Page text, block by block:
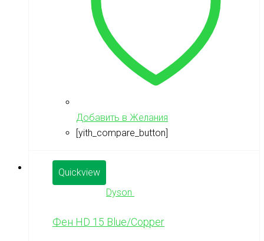
Добавить в Желания
[yith_compare_button]
Quickview
Dyson
Фен HD 15 Blue/Copper